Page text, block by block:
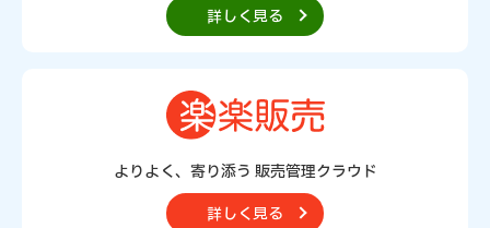
詳しく見る
よりよく、寄り添う 販売管理クラウド
詳しく見る